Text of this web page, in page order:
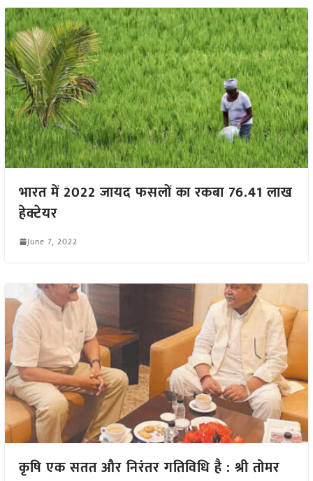
भारत में 2022 जायद फसलों का रकबा 76.41 लाख
हेक्टेयर
June 7, 2022
कृषि एक सतत और निरंतर गतिविधि है : श्री तोमर